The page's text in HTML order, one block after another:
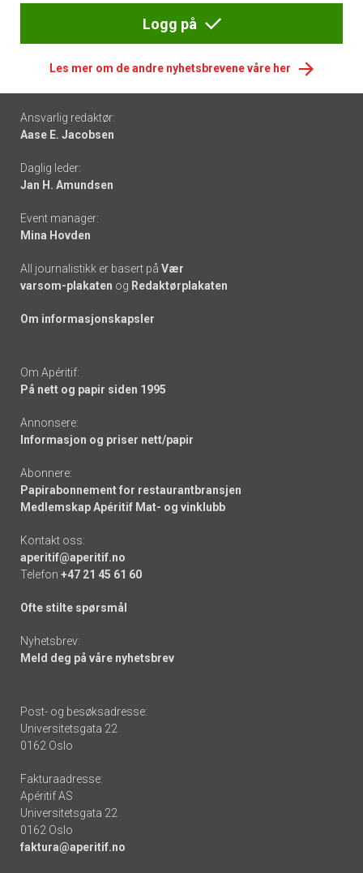
Logg på
Les mer om de andre nyhetsbrevene våre her
Footer
-
links
Ansvarlig redaktør:
Aase E. Jacobsen
Daglig leder:
Jan H. Amundsen
Event manager:
Mina Hovden
All journalistikk er basert på Vær
varsom-plakaten og Redaktørplakaten
Om informasjonskapsler
Om Apéritif:
På nett og papir siden 1995
Annonsere:
Informasjon og priser nett/papir
Abonnere:
Papirabonnement for restaurantbransjen
Medlemskap Apéritif Mat- og vinklubb
Kontakt oss:
aperitif@aperitif.no
Telefon +47 21 45 61 60
Ofte stilte spørsmål
Nyhetsbrev:
Meld deg på våre nyhetsbrev
Post- og besøksadresse:
Universitetsgata 22
0162 Oslo
Fakturaadresse:
Apéritif AS
Universitetsgata 22
0162 Oslo
faktura@aperitif.no